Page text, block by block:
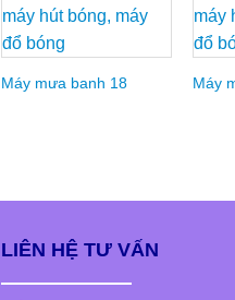
Add to
Wishlist
Máy mưa banh 18 Máy
LIÊN HỆ TƯ VẤN